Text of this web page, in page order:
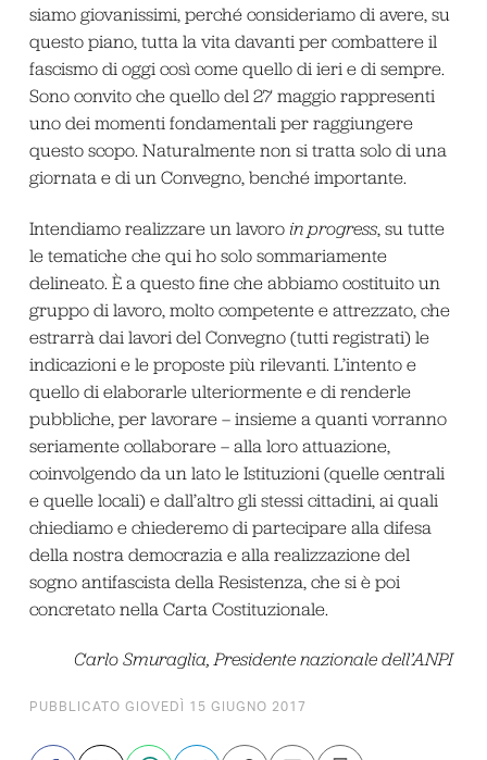
siamo giovanissimi, perché consideriamo di avere, su
questo piano, tutta la vita davanti per combattere il
fascismo di oggi così come quello di ieri e di sempre.
Sono convito che quello del 27 maggio rappresenti
uno dei momenti fondamentali per raggiungere
questo scopo. Naturalmente non si tratta solo di una
giornata e di un Convegno, benché importante.
Intendiamo realizzare un lavoro in progress, su tutte
le tematiche che qui ho solo sommariamente
delineato. È a questo fine che abbiamo costituito un
gruppo di lavoro, molto competente e attrezzato, che
estrarrà dai lavori del Convegno (tutti registrati) le
indicazioni e le proposte più rilevanti. L’intento e
quello di elaborarle ulteriormente e di renderle
pubbliche, per lavorare – insieme a quanti vorranno
seriamente collaborare – alla loro attuazione,
coinvolgendo da un lato le Istituzioni (quelle centrali
e quelle locali) e dall’altro gli stessi cittadini, ai quali
chiediamo e chiederemo di partecipare alla difesa
della nostra democrazia e alla realizzazione del
sogno antifascista della Resistenza, che si è poi
concretato nella Carta Costituzionale.
Carlo Smuraglia, Presidente nazionale dell’ANPI
PUBBLICATO GIOVEDÌ 15 GIUGNO 2017